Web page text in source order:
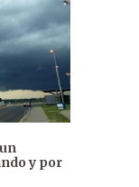
y por